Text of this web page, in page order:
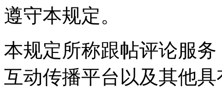
遵守本规定。
本规定所称跟帖评论服
互动传播平台以及其他